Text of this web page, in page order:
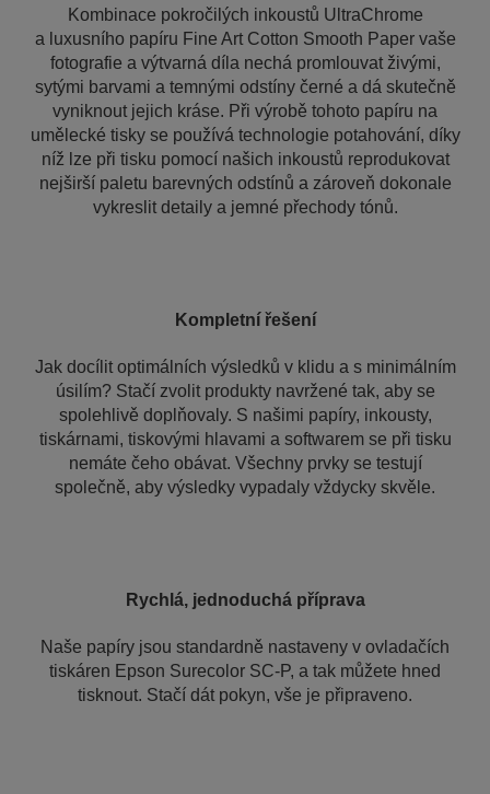
Kombinace pokročilých inkoustů UltraChrome
a luxusního papíru Fine Art Cotton Smooth Paper vaše
fotografie a výtvarná díla nechá promlouvat živými,
sytými barvami a temnými odstíny černé a dá skutečně
vyniknout jejich kráse. Při výrobě tohoto papíru na
umělecké tisky se používá technologie potahování, díky
níž lze při tisku pomocí našich inkoustů reprodukovat
nejširší paletu barevných odstínů a zároveň dokonale
vykreslit detaily a jemné přechody tónů.
Kompletní řešení
Jak docílit optimálních výsledků v klidu a s minimálním
úsilím? Stačí zvolit produkty navržené tak, aby se
spolehlivě doplňovaly. S našimi papíry, inkousty,
tiskárnami, tiskovými hlavami a softwarem se při tisku
nemáte čeho obávat. Všechny prvky se testují
společně, aby výsledky vypadaly vždycky skvěle.
Rychlá, jednoduchá příprava
Naše papíry jsou standardně nastaveny v ovladačích
tiskáren Epson Surecolor SC-P, a tak můžete hned
tisknout. Stačí dát pokyn, vše je připraveno.